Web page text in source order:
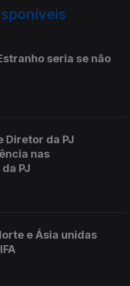
seria se não
Diretor da PJ
nas
PJ
e Ásia unidas